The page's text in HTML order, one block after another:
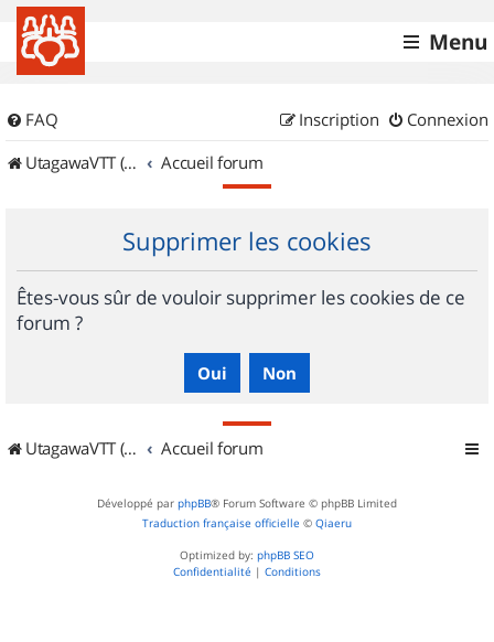
Menu
FAQ Connexion
Inscription
UtagawaVTT (Randos VTT et VTTAE avec traces GPS)
Accueil forum
Supprimer les cookies
Êtes-vous sûr de vouloir supprimer les cookies de ce
forum ?
UtagawaVTT (Randos VTT et VTTAE avec traces GPS) Accueil forum
Développé par phpBB® Forum Software © phpBB Limited
Traduction française officielle © Qiaeru
Optimized by: phpBB SEO
Confidentialité | Conditions